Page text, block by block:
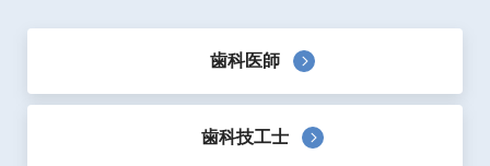
歯科医師
歯科技工士